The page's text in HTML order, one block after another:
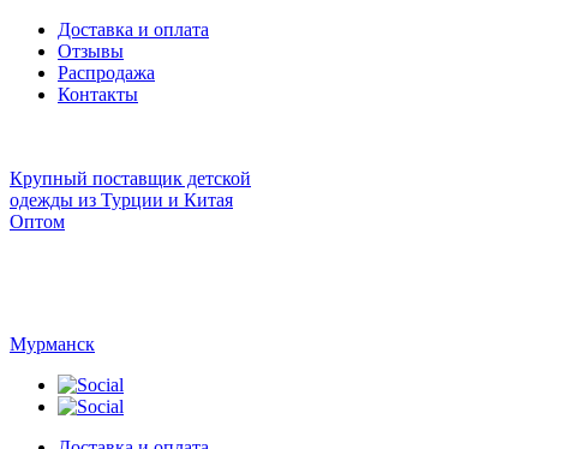
Доставка и оплата
Отзывы
Распродажа
Контакты
Крупный поставщик детской
одежды из Турции и Китая
Оптом
Мурманск